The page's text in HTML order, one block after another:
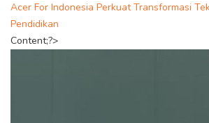
Acer For Indonesia Perkuat Transformasi
Pendidikan
Content;?>